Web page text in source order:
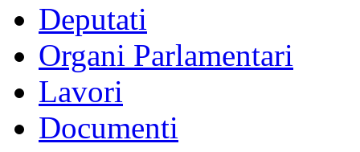
Deputati
Organi Parlamentari
Lavori
Documenti